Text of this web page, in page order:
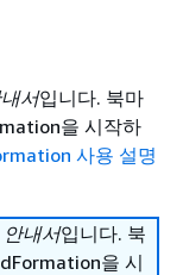
서입니다. 북마
을 시작하
사용 설명
내서입니다. 북
을 시